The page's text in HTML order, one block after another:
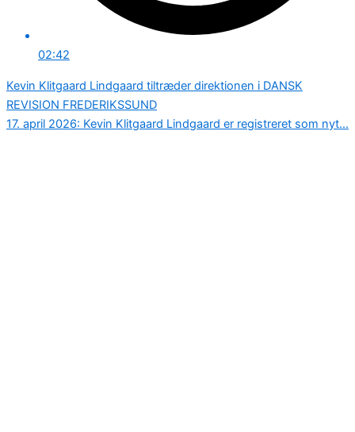
02:42
Kevin Klitgaard Lindgaard tiltræder direktionen i DANSK
REVISION FREDERIKSSUND
17. april 2026: Kevin Klitgaard Lindgaard er registreret som nyt...